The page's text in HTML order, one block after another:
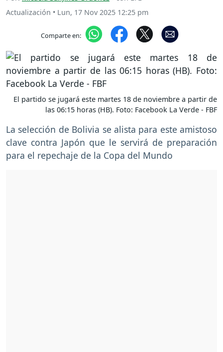
Actualización • Lun, 17 Nov 2025 12:25 pm
Comparte en:
El partido se jugará este martes 18 de noviembre a partir de
las 06:15 horas (HB). Foto: Facebook La Verde - FBF
La selección de Bolivia se alista para este amistoso
clave contra Japón que le servirá de preparación
para el repechaje de la Copa del Mundo